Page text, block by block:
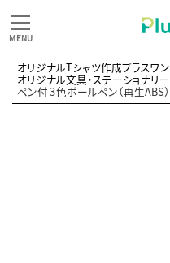
オリジナルTシャツ作成プラスワン
オリジナル文具・ステーショナリー
ペン付３色ボールペン（再生ABS）